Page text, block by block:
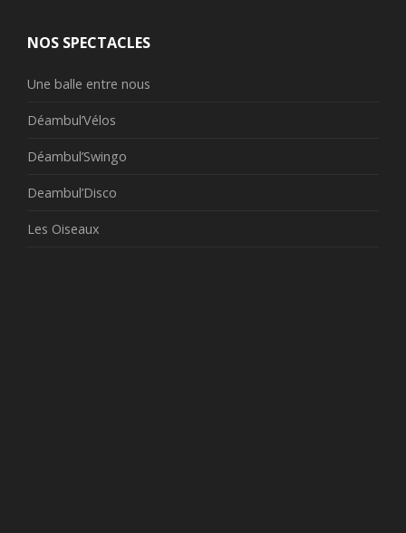
NOS SPECTACLES
Une balle entre nous
Déambul’Vélos
Déambul’Swingo
Deambul’Disco
Les Oiseaux